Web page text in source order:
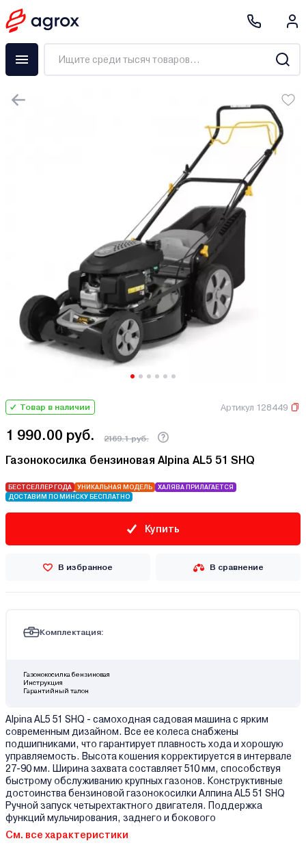
Товар в наличии Артикул 128449
1 990.00 руб. 2169.1 руб.
Газонокосилка бензиновая Alpina AL5 51 SHQ
БЕСТСЕЛЛЕР ГОДА УНИКАЛЬНАЯ МОДЕЛЬ
ХАЛЯВА ПРИЛАГАЕТСЯ
ДОСТАВИМ ПО МИНСКУ БЕСПЛАТНО
Купить
В избранное В сравнение
Комплектация:
Газонокосилка бензиновая
Инструкция
Гарантийный талон
Alpina AL5 51 SHQ - самоходная садовая машина с ярким
современным дизайном. Все ее колеса снабжены
подшипниками, что гарантирует плавность хода и хорошую
управляемость. Высота кошения корректируется в интервале
27-90 мм. Ширина захвата составляет 510 мм, способствуя
быстрому обслуживанию крупных газонов. Конструктивные
достоинства бензиновой газонокосилки Алпина AL5 51 SHQ
Ручной запуск четырехтактного двигателя. Поддержка
функций мульчирования, заднего и бокового
См. все характеристики